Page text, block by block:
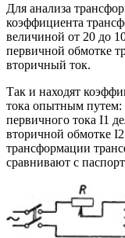
Для анализа
коэффициента
величиной от 20 до
первичной обмотке
вторичный ток.
Так и находят
тока опытным путем:
первичного тока I1
вторичной обмотке
трансформации
сравнивают с